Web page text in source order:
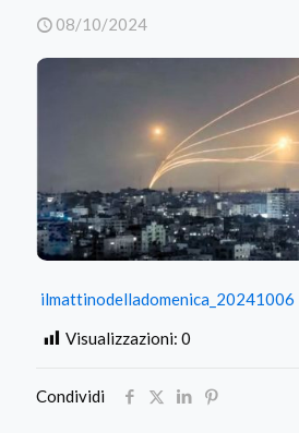
08/10/2024
ilmattinodelladomenica_20241006
Visualizzazioni: 0
Condividi